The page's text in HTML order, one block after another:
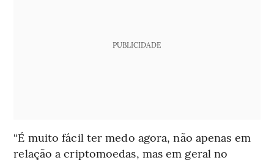
PUBLICIDADE
“É muito fácil ter medo agora, não apenas em
relação a criptomoedas, mas em geral no